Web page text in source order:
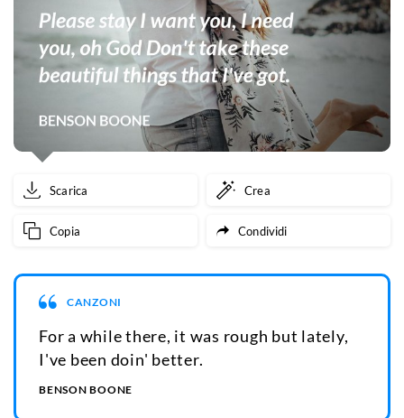
Scarica Crea
Copia Condividi
CANZONI
For a while there, it was rough but lately,
I've been doin' better.
BENSON BOONE